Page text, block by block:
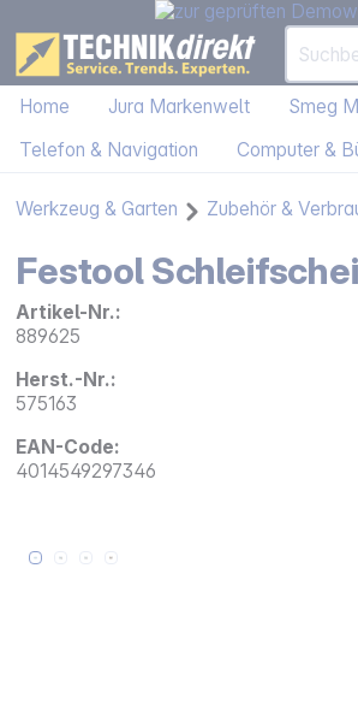
Home Jura Markenwelt Smeg
Telefon & Navigation
Computer &
Werkzeug & Garten Zubehör &
Festool
Artikel-Nr.:
889625
Herst.-Nr.:
575163
EAN-Code:
4014549297346
Bildergalerie überspringen